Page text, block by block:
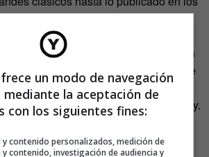
permitido convertirse en lectores con
Abril lee desde textos de divulgación
pero entre los títulos que más le
Génesisde Bernard Beckett, la saga
Asimov o Frankenstein de Mary Shelley.
la ciencia ficción como
Egan oEl estigma del alacránde
un modo de navegación
la aceptación de
con los siguientes fines:
y contenido personalizados, medición de
y contenido, investigación de audiencia y